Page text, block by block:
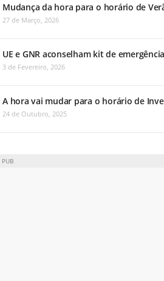
Mudança da hora para o horário de
27 de Março, 2026
UE e GNR aconselham kit de
3 de Fevereiro, 2026
A hora vai mudar para o horário de
24 de Outubro, 2025
PUB